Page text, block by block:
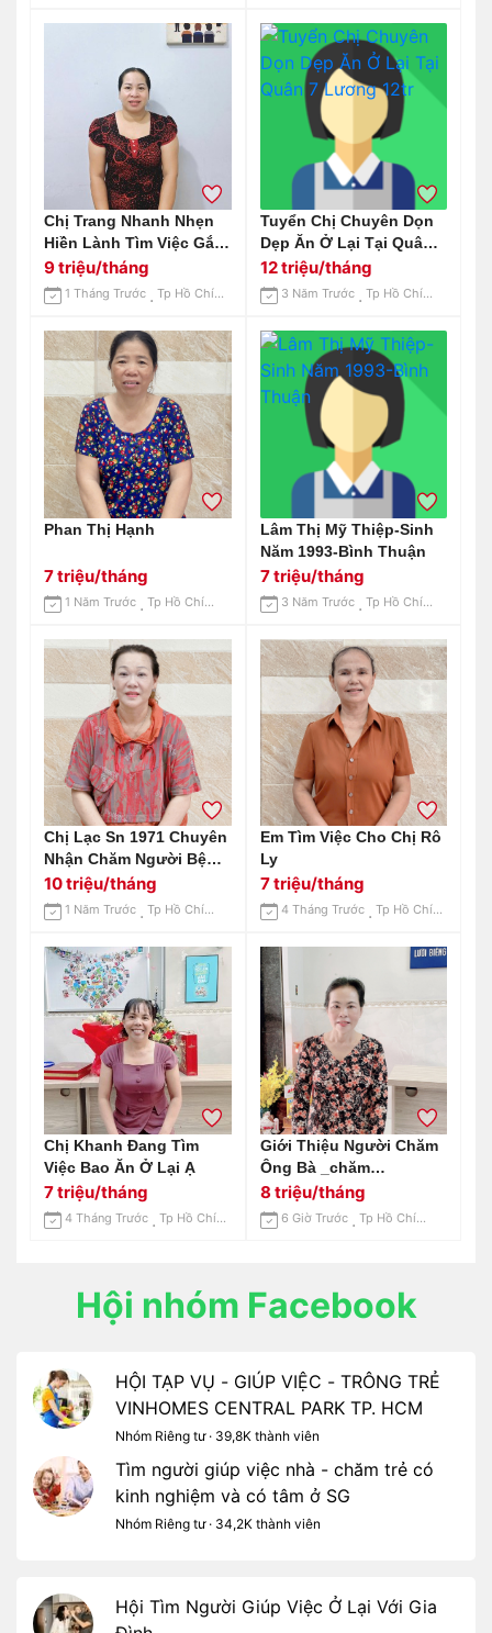
Chị Trang Nhanh Nhẹn
Hiền Lành Tìm Việc Gắn
Bó Lâu Dài: 0906906537
9 triệu/tháng
1 Tháng Trước Tp Hồ Chí Minh
Tuyển Chị Chuyên Dọn
Dẹp Ăn Ở Lại Tại Quân 7
Lương 12tr
12 triệu/tháng
3 Năm Trước Tp Hồ Chí Minh
Phan Thị Hạnh
7 triệu/tháng
1 Năm Trước Tp Hồ Chí Minh
Lâm Thị Mỹ Thiệp-Sinh
Năm 1993-Bình Thuận
7 triệu/tháng
3 Năm Trước Tp Hồ Chí Minh
Chị Lạc Sn 1971 Chuyên
Nhận Chăm Người Bệnh
Ở Bệnh Viện, Chăm Ông
Bà Ăn Ở Lại.
10 triệu/tháng
1 Năm Trước Tp Hồ Chí Minh
Em Tìm Việc Cho Chị Rô
Ly
7 triệu/tháng
4 Tháng Trước Tp Hồ Chí Minh
Chị Khanh Đang Tìm
Việc Bao Ăn Ở Lại Ạ
7 triệu/tháng
4 Tháng Trước Tp Hồ Chí Minh
Giới Thiệu Người Chăm
Ông Bà _chăm
Bệnh_làm Lâu Dài, Ổn
Định 📞 0963 255 570
8 triệu/tháng
6 Giờ Trước Tp Hồ Chí Minh
Hội nhóm Facebook
HỘI TẠP VỤ - GIÚP VIỆC - TRÔNG TRẺ
VINHOMES CENTRAL PARK TP. HCM
Nhóm Riêng tư · 39,8K thành viên
Tìm người giúp việc nhà - chăm trẻ có
kinh nghiệm và có tâm ở SG
Nhóm Riêng tư · 34,2K thành viên
Hội Tìm Người Giúp Việc Ở Lại Với Gia